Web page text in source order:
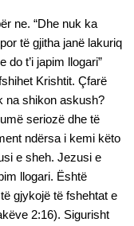
ne. “Dhe nuk ka
të gjitha janë lakuriq
do t’i japim llogari”
Krishtit. Çfarë
na shikon askush?
seriozë dhe të
ndërsa i kemi këto
e sheh. Jezusi e
llogari. Është
gjykojë të fshehtat e
2:16). Sigurisht